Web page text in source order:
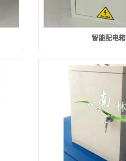
智能配电箱